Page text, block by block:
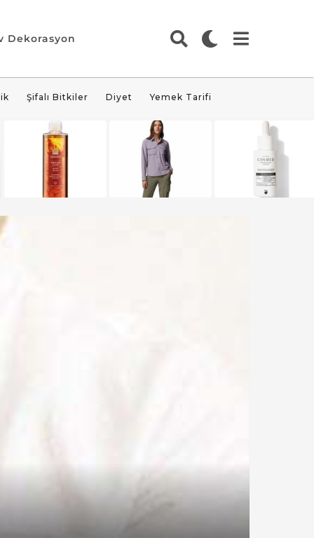
Dekorasyon
Şifalı Bitkiler Diyet Yemek Tarifi